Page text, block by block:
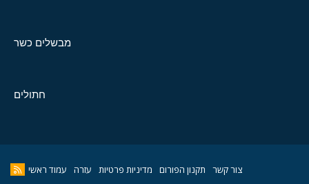
מבשלים כשר
חתולים
צור קשר תקנון הפורום מדיניות פרטיות עזרה עמוד ראשי